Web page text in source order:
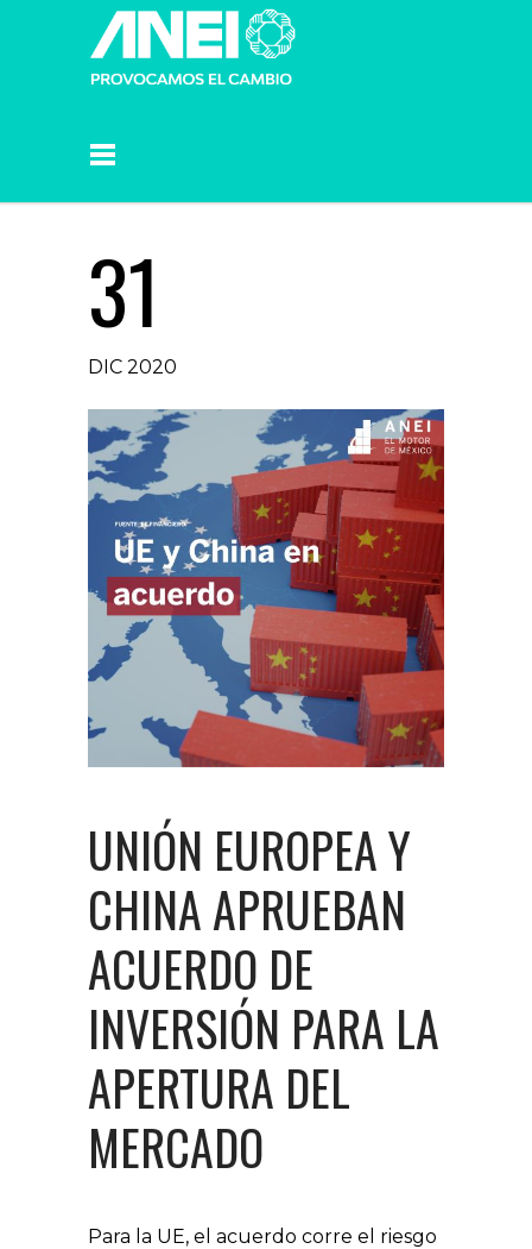
31
DIC 2020
UNIÓN EUROPEA Y
CHINA APRUEBAN
ACUERDO DE
INVERSIÓN PARA LA
APERTURA DEL
MERCADO
Para la UE, el acuerdo corre el riesgo